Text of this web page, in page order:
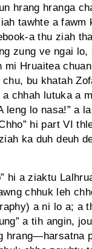
hrang hranga
tawhte a fawm
a thu ziah
zung ve ngai lo,
Hruaitea
bu khatah
a chhah lutuka a
leng lo nasa!” a
hi part VI
ka duh deuh
hi a ziaktu
chhuk leh
a ni lo a; a
a tih angin,
hrang—harsatna